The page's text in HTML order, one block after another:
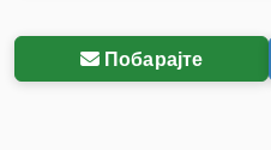
Побарајте